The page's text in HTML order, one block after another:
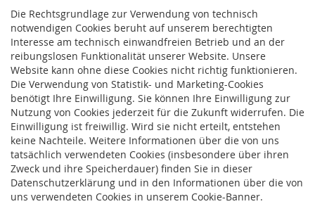
Die Rechtsgrundlage zur Verwendung von technisch
notwendigen Cookies beruht auf unserem berechtigten
Interesse am technisch einwandfreien Betrieb und an der
reibungslosen Funktionalität unserer Website. Unsere
Website kann ohne diese Cookies nicht richtig funktionieren.
Die Verwendung von Statistik- und Marketing-Cookies
benötigt Ihre Einwilligung. Sie können Ihre Einwilligung zur
Nutzung von Cookies jederzeit für die Zukunft widerrufen. Die
Einwilligung ist freiwillig. Wird sie nicht erteilt, entstehen
keine Nachteile. Weitere Informationen über die von uns
tatsächlich verwendeten Cookies (insbesondere über ihren
Zweck und ihre Speicherdauer) finden Sie in dieser
Datenschutzerklärung und in den Informationen über die von
uns verwendeten Cookies in unserem Cookie-Banner.